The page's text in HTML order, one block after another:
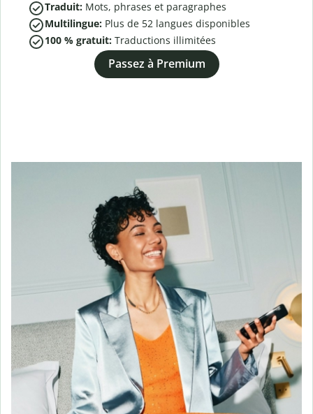
Traduit: Mots, phrases et paragraphes
Multilingue: Plus de 52 langues disponibles
100 % gratuit: Traductions illimitées
Passez à Premium